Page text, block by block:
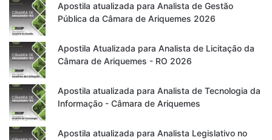
Apostila atualizada para Analista de Gestão
Pública da Câmara de Ariquemes 2026
Apostila Atualizada para Analista de Licitação da
Câmara de Ariquemes - RO 2026
Apostila atualizada para Analista de Tecnologia da
Informação - Câmara de Ariquemes
Apostila atualizada para Analista Legislativo no